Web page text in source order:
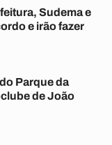
Sudema e
e irão fazer
Parque da
de João